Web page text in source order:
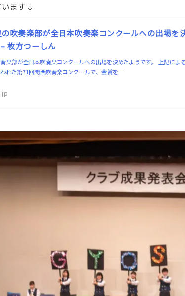
います↓
吹奏楽部が全日本吹奏楽コンクールへの出場を
枚方つーしん
楽部が全日本吹奏楽コンクールへの出場を決めたようです。 上記によ
れた第71回関西吹奏楽コンクールで、金賞を…